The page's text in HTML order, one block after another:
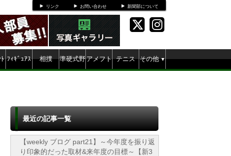
リンク お問い合わせ 新聞部について
ﾌｨｷﾞｭｱｽ 相撲 準硬式野アメフト テニス その他▼
最近の記事一覧
【weekly ブログ part21】～今年度を振り返
り印象的だった取材&来年度の目標～【新3